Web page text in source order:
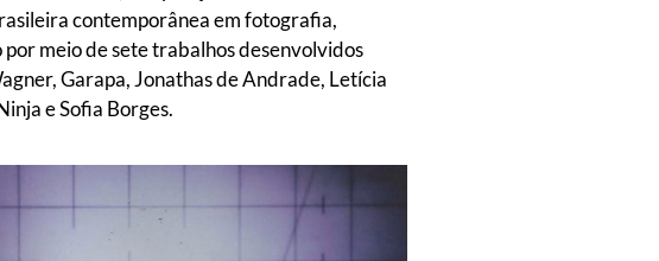
contemporânea em fotografia,
por meio de sete trabalhos desenvolvidos
Garapa, Jonathas de Andrade, Letícia
e Sofia Borges.